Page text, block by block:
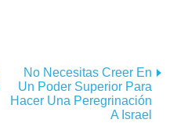
No Necesitas Creer En
Un Poder Superior Para
Hacer Una Peregrinación
A Israel